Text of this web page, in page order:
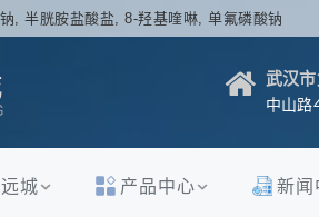
, 半胱胺盐酸盐, 8-羟基喹啉, 单氟磷酸钠
武汉
中山路
城 产品中心 新闻